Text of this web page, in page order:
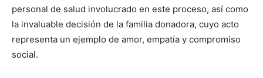
personal de salud involucrado en este proceso, así como
la invaluable decisión de la familia donadora, cuyo acto
representa un ejemplo de amor, empatía y compromiso
social.